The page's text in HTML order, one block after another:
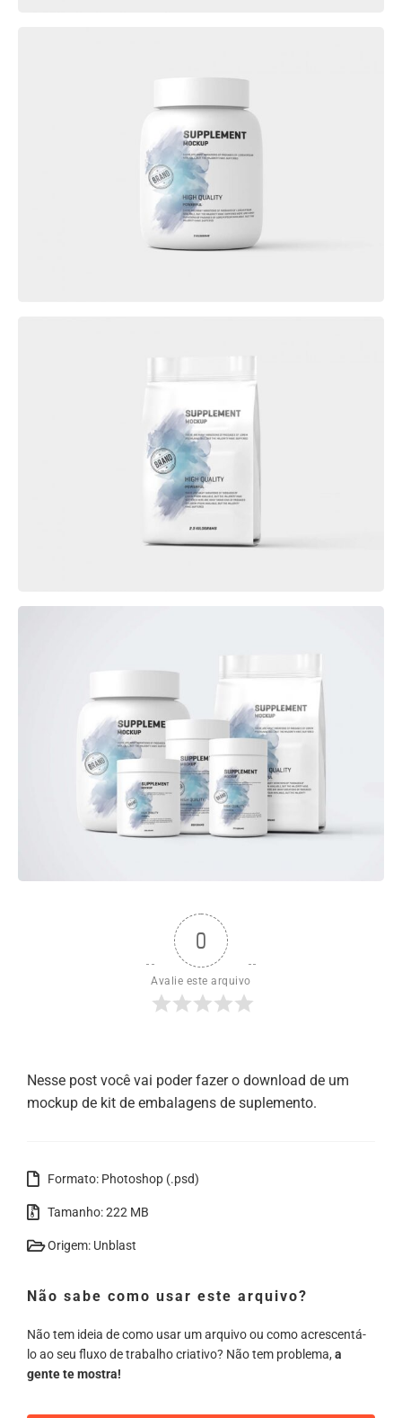
0
Avalie este arquivo
Nesse post você vai poder fazer o download de um
mockup de kit de embalagens de suplemento.
Formato: Photoshop (.psd)
Tamanho: 222 MB
Origem: Unblast
Não sabe como usar este arquivo?
Não tem ideia de como usar um arquivo ou como acrescentá-
lo ao seu fluxo de trabalho criativo? Não tem problema, a
gente te mostra!